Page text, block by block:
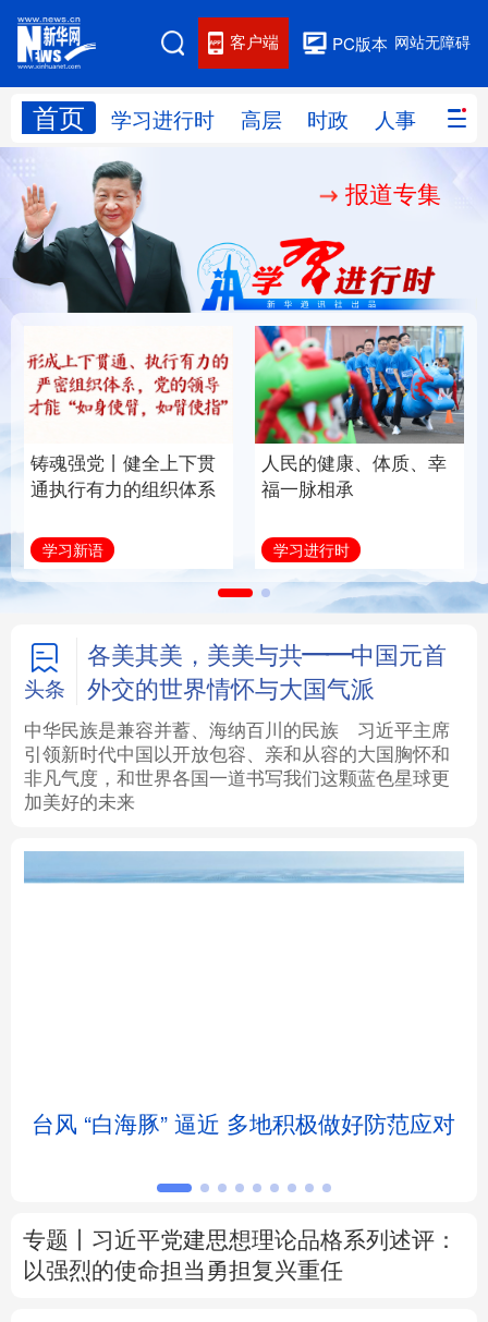
网站无障碍
PC版本
客户端
首页 学习进行时 高层 时政 人事 国际
网站地图
学习进行时 人事
国际 财经 网评
思客智库 全球连线 教育
科技 科创 量子 体育
文化 书画 健康 军事
访谈 视频 图片 政务
信息化 数字经济
学术中国 乡村振兴 银龄 溯源中国
城市 旅游 能源
彩票 娱乐 时尚 悦读
公益
文化产业
浙江 安徽 福建 江西
河南 湖北
广东 广西 海南 重庆
报道专集
铸魂强党丨健全上下贯
通执行有力的组织体系
学习新语
人民的健康、体质、幸
福一脉相承
学习进行时
头条
各美其美，美美与共——中国元首
外交的世界情怀与大国气派
中华民族是兼容并蓄、海纳百川的民族
习近平主席
引领新时代中国以开放包容、亲和从容的大国胸怀和
非凡气度，和世界各国一道书写我们这颗蓝色星球更
加美好的未来
台风 “白海豚” 逼近 多地积极做好防范应对
专题丨 习近平党建思想理论品格系列述评：
以强烈的使命担当勇担复兴重任